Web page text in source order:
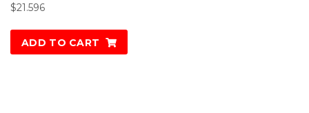
$21.596
ADD TO CART